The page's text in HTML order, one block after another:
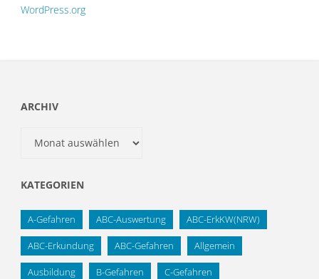
WordPress.org
ARCHIV
KATEGORIEN
A-Gefahren ABC-Auswertung ABC-ErkKW(NRW)
ABC-Erkundung ABC-Gefahren Allgemein
Ausbildung B-Gefahren C-Gefahren